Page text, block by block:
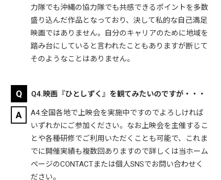
力隊でも沖縄の協力隊でも共感できるポイントを多数
盛り込んだ作品となっており、決して私的な自己満足
映画ではありません。自分のキャリアのために地域を
踏み台にしていると言われたこともありますが断じて
そのようなことはありません。
Q4.映画『ひとしずく』を観てみたいのですが・・・
A4.全国各地で上映会を実施中ですのでよろしければ
いずれかにご参加ください。なお上映会を主催するこ
とや各種研修でご利用いただくことも可能で、これま
でに開催実績も複数回ありますので詳しくは当ホーム
ページのCONTACTまたは個人SNSでお問い合わせく
ださい。